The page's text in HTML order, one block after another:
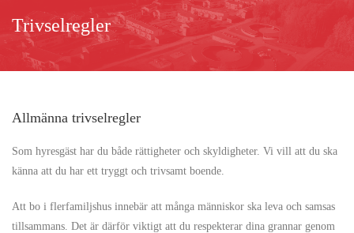
Trivselregler
Allmänna trivselregler
Som hyresgäst har du både rättigheter och skyldigheter. Vi vill att du ska
känna att du har ett tryggt och trivsamt boende.
Att bo i flerfamiljshus innebär att många människor ska leva och samsas
tillsammans. Det är därför viktigt att du respekterar dina grannar genom